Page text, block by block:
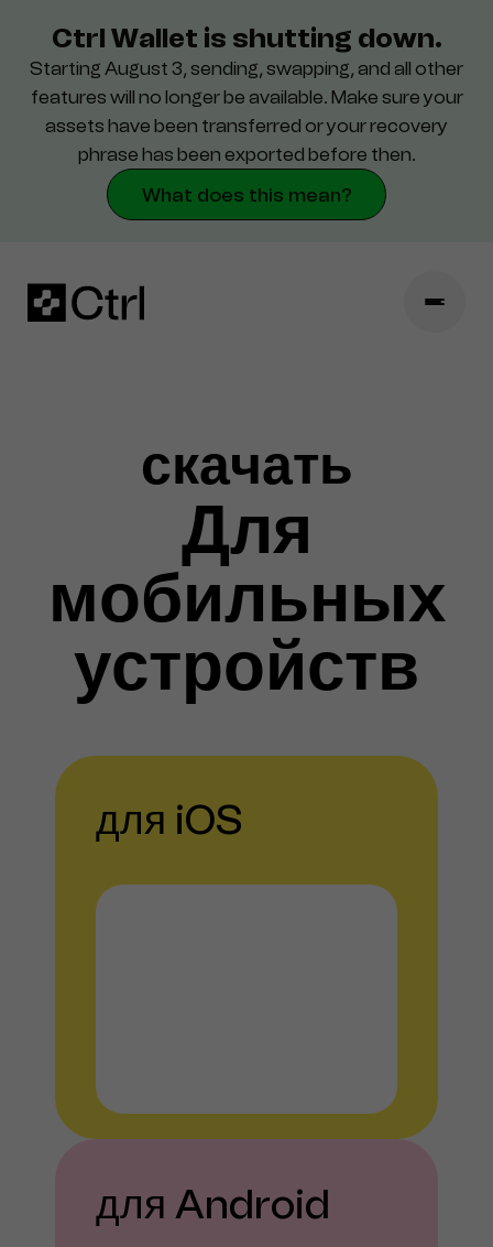
Ctrl Wallet is shutting down.
Starting August 3, sending, swapping, and all other
features will no longer be available. Make sure your
assets have been transferred or your recovery
phrase has been exported before then.
What does this mean?
Поддержка
Безопасность
скачать
Для
мобильных
устройств
для iOS
для Android